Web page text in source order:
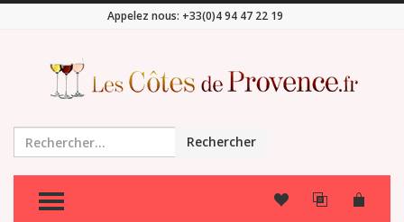
Appelez nous: +33(0)4 94 47 22 19
Rechercher
TOGGLE MENU